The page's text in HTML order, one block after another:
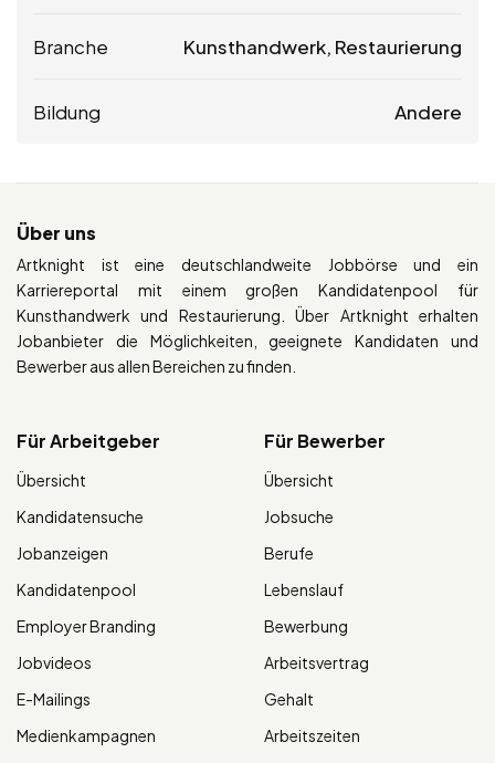
Branche Kunsthandwerk, Restaurierung
Bildung Andere
Über uns
Artknight ist eine deutschlandweite Jobbörse und ein
Karriereportal mit einem großen Kandidatenpool für
Kunsthandwerk und Restaurierung. Über Artknight erhalten
Jobanbieter die Möglichkeiten, geeignete Kandidaten und
Bewerber aus allen Bereichen zu finden.
Für Arbeitgeber
Übersicht
Kandidatensuche
Jobanzeigen
Kandidatenpool
Employer Branding
Jobvideos
E-Mailings
Medienkampagnen
Für Bewerber
Übersicht
Jobsuche
Berufe
Lebenslauf
Bewerbung
Arbeitsvertrag
Gehalt
Arbeitszeiten